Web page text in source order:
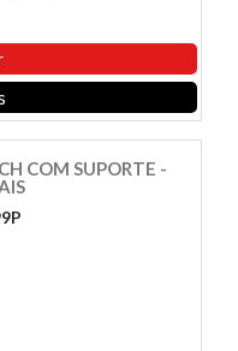
COM SUPORTE -